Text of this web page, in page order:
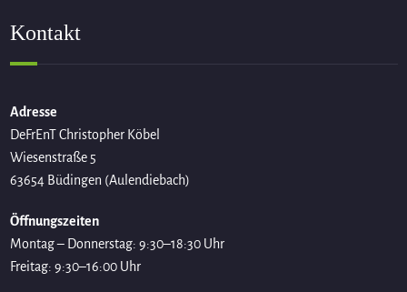
Kontakt
Adresse
DeFrEnT Christopher Köbel
Wiesenstraße 5
63654 Büdingen (Aulendiebach)
Öffnungszeiten
Montag – Donnerstag: 9:30–18:30 Uhr
Freitag: 9:30–16:00 Uhr